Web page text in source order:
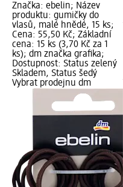
Značka: ebelin; Název
produktu: gumičky do
vlasů, malé hnědé, 15 ks;
Cena: 55,50 Kč; Základní
cena: 15 ks (3,70 Kč za 1
ks); dm značka grafika;
Dostupnost: Status zelený
Skladem, Status šedý
Vybrat prodejnu dm